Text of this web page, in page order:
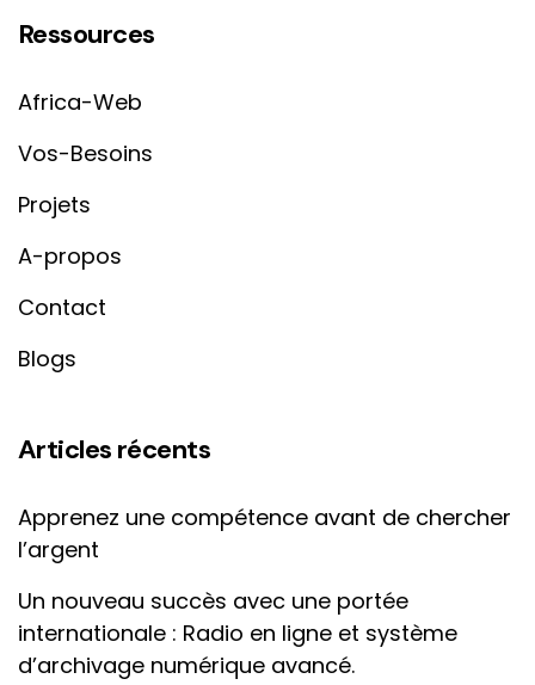
Ressources
Africa-Web
Vos-Besoins
Projets
A-propos
Contact
Blogs
Articles récents
Apprenez une compétence avant de chercher
l’argent
Un nouveau succès avec une portée
internationale : Radio en ligne et système
d’archivage numérique avancé.